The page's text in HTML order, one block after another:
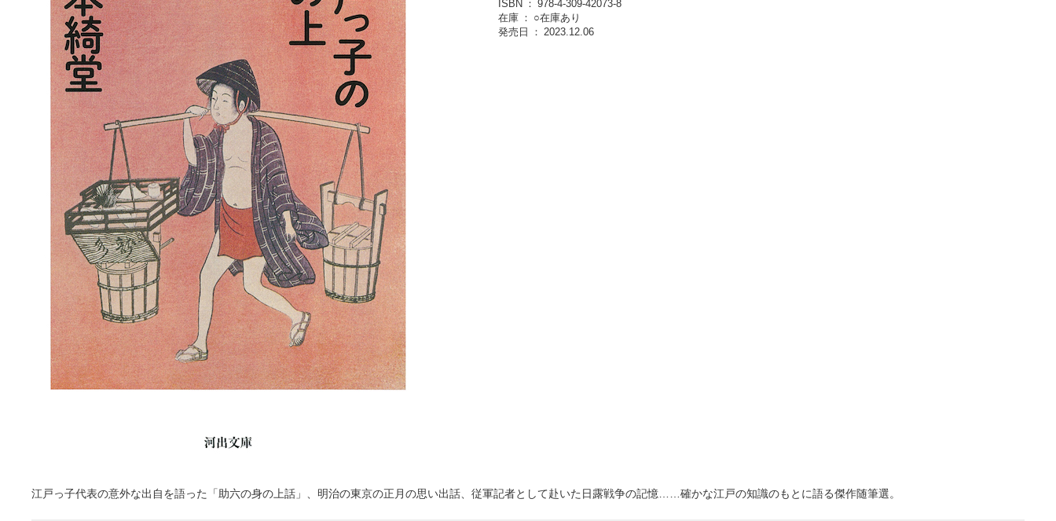
ISBN
978-4-309-42073-8
在庫
○在庫あり
発売日
2023.12.06
江戸っ子代表の意外な出自を語った「助六の身の上話」、明治の東京の正月の思い出話、従軍記者として赴いた日露戦争の記憶……確かな江戸の知識のもとに語る傑作随筆選。